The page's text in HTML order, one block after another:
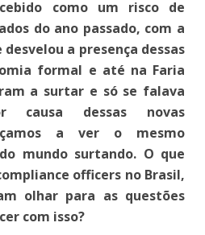
como um risco de
do ano passado, com a
a presença dessas
formal e até na Faria
a surtar e só se falava
causa dessas novas
a ver o mesmo
mundo surtando. O que
officers no Brasil,
olhar para as questões
com isso?